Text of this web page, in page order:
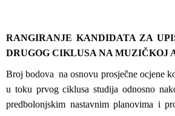
RANGIRANJE KANDIDATA ZA
DRUGOG CIKLUSA NA MUZIČKOJ
Broj bodova na osnovu prosječne ocjene
u toku prvog ciklusa studija odnosno
predbolonjskim nastavnim planovima i